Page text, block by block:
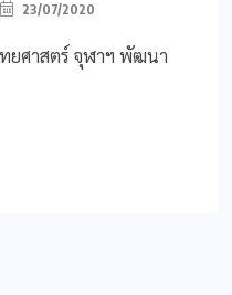
23/07/2020
ยศาสตร์ จุฬาฯ พัฒนา